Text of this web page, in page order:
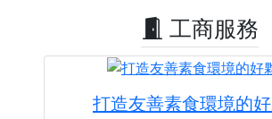
工商服務
打造友善素食環境的